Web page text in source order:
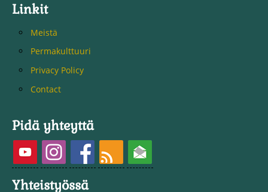
Linkit
Meistä
Permakulttuuri
Privacy Policy
Contact
Pidä yhteyttä
Yhteistyössä